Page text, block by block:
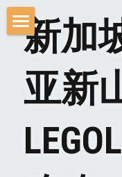
首页
价钱表
车辆选择
新加
亚新